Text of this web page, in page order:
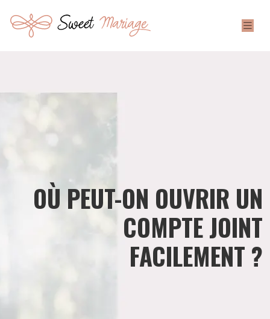
OÙ PEUT-ON OUVRIR UN
COMPTE JOINT
FACILEMENT ?